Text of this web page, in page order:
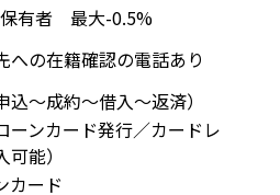
有者 最大-0.5%
への在籍確認の電話あり
～成約～借入～返済）
ーンカード発行／カードレ
可能）
カード